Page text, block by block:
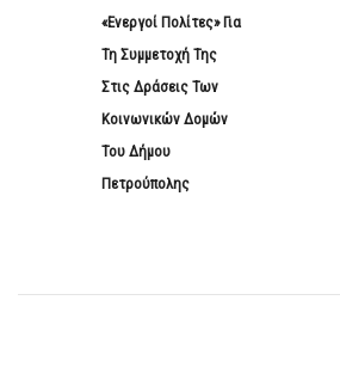
«Ενεργοί Πολίτες» Για
Τη Συμμετοχή Της
Στις Δράσεις Των
Κοινωνικών Δομών
Του Δήμου
Πετρούπολης